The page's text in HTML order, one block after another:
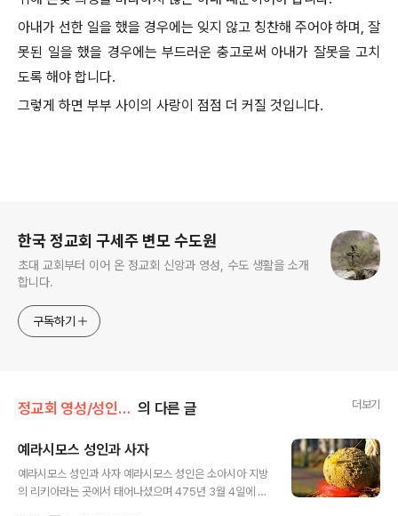
아내가 선한 일을 했을 경우에는 잊지 않고 칭찬해 주어야 하며, 잘
못된 일을 했을 경우에는 부드러운 충고로써 아내가 잘못을 고치
도록 해야 합니다.
그렇게 하면 부부 사이의 사랑이 점점 더 커질 것입니다.
한국 정교회 구세주 변모 수도원
초대 교회부터 이어 온 정교회 신앙과 영성, 수도 생활을 소개
합니다.
구독하기
정교회 영성/성인의 가르침 의 다른 글 더보기
예라시모스 성인과 사자
예라시모스 성인과 사자 예라시모스 성인은 소아시아 지방
의 리키아라는 곳에서 태어나셨으며 475년 3월 4일에 안